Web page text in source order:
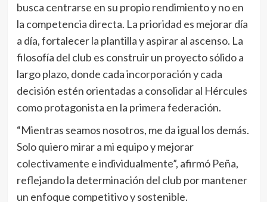
busca centrarse en su propio rendimiento y no en
la competencia directa. La prioridad es mejorar día
a día, fortalecer la plantilla y aspirar al ascenso. La
filosofía del club es construir un proyecto sólido a
largo plazo, donde cada incorporación y cada
decisión estén orientadas a consolidar al Hércules
como protagonista en la primera federación.
“Mientras seamos nosotros, me da igual los demás.
Solo quiero mirar a mi equipo y mejorar
colectivamente e individualmente”, afirmó Peña,
reflejando la determinación del club por mantener
un enfoque competitivo y sostenible.